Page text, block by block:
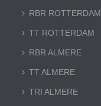
RBR ROTTERDAM
TT ROTTERDAM
RBR ALMERE
TT ALMERE
TRI ALMERE